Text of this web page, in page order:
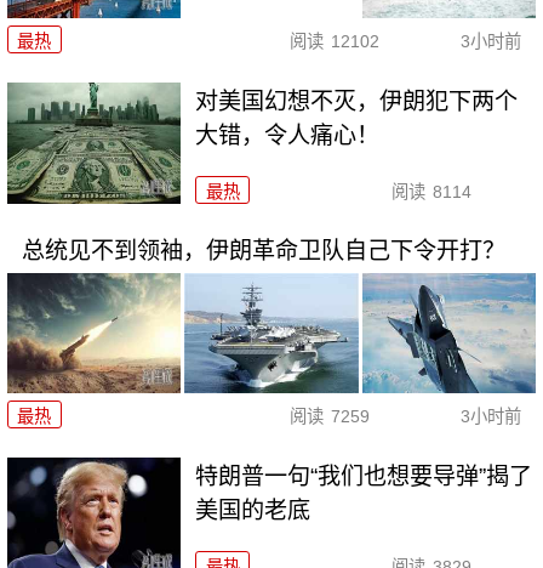
最热 阅读 12102 3小时前
对美国幻想不灭，伊朗犯下两个
大错，令人痛心！
最热 阅读 8114
总统见不到领袖，伊朗革命卫队自己下令开打？
最热 阅读 7259 3小时前
特朗普一句“我们也想要导弹”揭了
美国的老底